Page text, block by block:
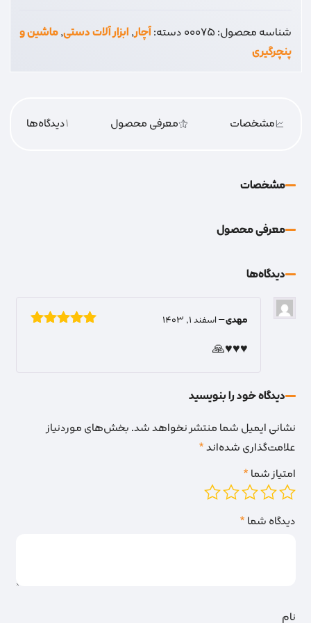
عدد
شناسه محصول:00075دسته:آچار,ابزار آلات دستی,ماشین و
پنچرگیری
مشخصات معرفی محصول 1دیدگاه‌‌ها
مشخصات
معرفی محصول
دیدگاه‌‌ها
مهدی–اسفند 1, 1403
♥️♥️♥️🙏
دیدگاه خود را بنویسید
نشانی ایمیل شما منتشر نخواهد شد.بخش‌های موردنیاز
علامت‌گذاری شده‌اند*
امتیاز شما*
دیدگاه شما*
نام